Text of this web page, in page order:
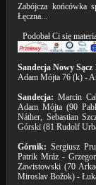
Zabójcza końcówka
Łęczna...
Podobał Ci się
Sandecja Nowy
Adam Mójta 76 (k) -
Sandecja: Marcin
Adam Mójta (90
Náther, Sebastian
Górski (81 Rudolf
Górnik: Sergiusz
Patrik Mráz -
Zawistowski (70
Miroslav Božok) -